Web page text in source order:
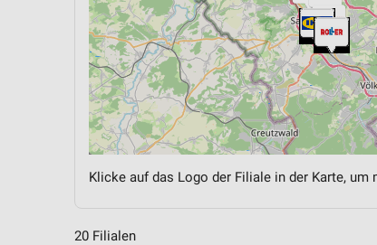
Klicke auf das Logo der Filiale in der Karte,
20 Filialen